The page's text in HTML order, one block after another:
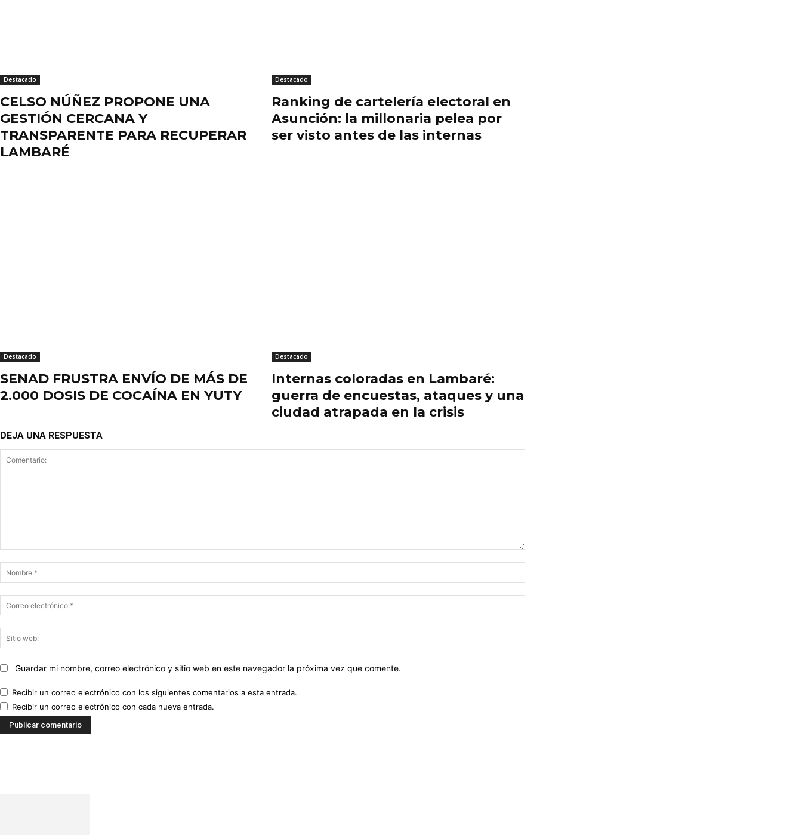
Destacado
CELSO NÚÑEZ PROPONE UNA
GESTIÓN CERCANA Y
TRANSPARENTE PARA RECUPERAR
LAMBARÉ
Destacado
Ranking de cartelería electoral en
Asunción: la millonaria pelea por
ser visto antes de las internas
Destacado
SENAD FRUSTRA ENVÍO DE MÁS DE
2.000 DOSIS DE COCAÍNA EN YUTY
Destacado
Internas coloradas en Lambaré:
guerra de encuestas, ataques y una
ciudad atrapada en la crisis
DEJA UNA RESPUESTA
electrónico:*
web:
Guardar mi nombre, correo electrónico y sitio web en este navegador la próxima vez que comente.
Recibir un correo electrónico con los siguientes comentarios a esta entrada.
Recibir un correo electrónico con cada nueva entrada.